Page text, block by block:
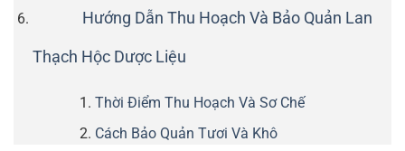
Hướng Dẫn Thu Hoạch Và Bảo Quản Lan
Thạch Hộc Dược Liệu
Thời Điểm Thu Hoạch Và Sơ Chế
Cách Bảo Quản Tươi Và Khô